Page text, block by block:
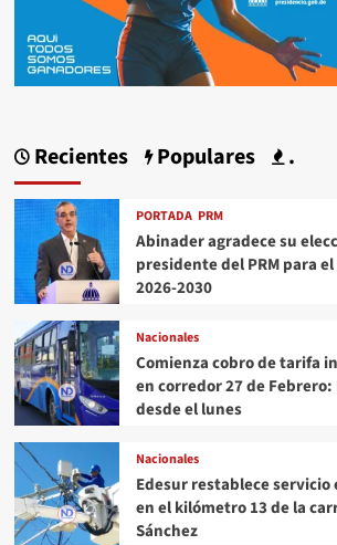
Recientes Populares .
PORTADA PRM
Abinader agradece su
presidente del PRM para
2026-2030
Nacionales
Comienza cobro de tarifa
en corredor 27 de Febrero:
desde el lunes
Nacionales
Edesur restablece servicio
en el kilómetro 13 de la
Sánchez